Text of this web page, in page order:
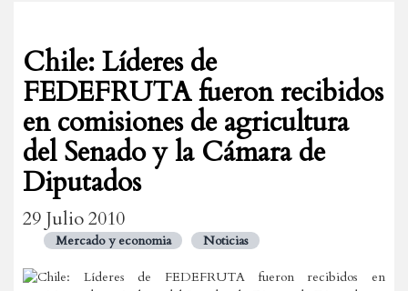
Chile: Líderes de
FEDEFRUTA fueron recibidos
en comisiones de agricultura
del Senado y la Cámara de
Diputados
29 Julio 2010
Mercado y economia Noticias